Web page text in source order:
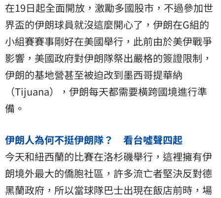
在19日起全面開放，激勵多國股市，不過參加世
界盃的伊朗球員就沒這麼開心了，伊朗在G組的
小組賽賽事剛好在美國舉行，此前由於美伊戰爭
影響，美國政府對伊朗隊祭出嚴格的簽證限制，
伊朗的基地營甚至被迫改到墨西哥提華納
（Tijuana），伊朗每天都需要橫跨國境進行準
備。
伊朗人為何不挺伊朗隊？ 看台噓聲四起
今天和紐西蘭的比賽在洛杉磯舉行，這裡擁有伊
朗境外最大的僑胞社區，許多流亡者堅決反對德
黑蘭政府，所以當球隊巴士出現在飯店前時，場